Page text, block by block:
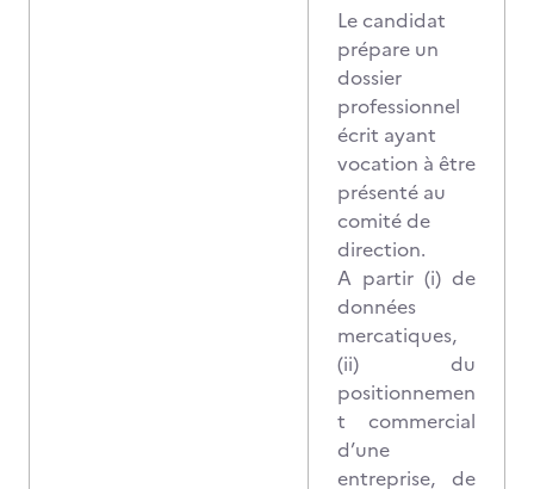
Le candidat
prépare un
dossier
professionnel
écrit ayant
vocation à être
présenté au
comité de
direction.
A partir (i) de
données
mercatiques,
(ii) du
positionnemen
t commercial
d’une
entreprise, de